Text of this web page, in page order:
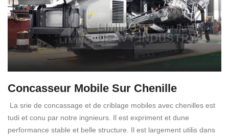
Concasseur Mobile Sur Chenille
La srie de concassage et de criblage mobiles avec chenilles est
tudi et conu par notre ingnieurs. Il est expriment et dune
performance stable et belle structure. Il est largement utilis dans